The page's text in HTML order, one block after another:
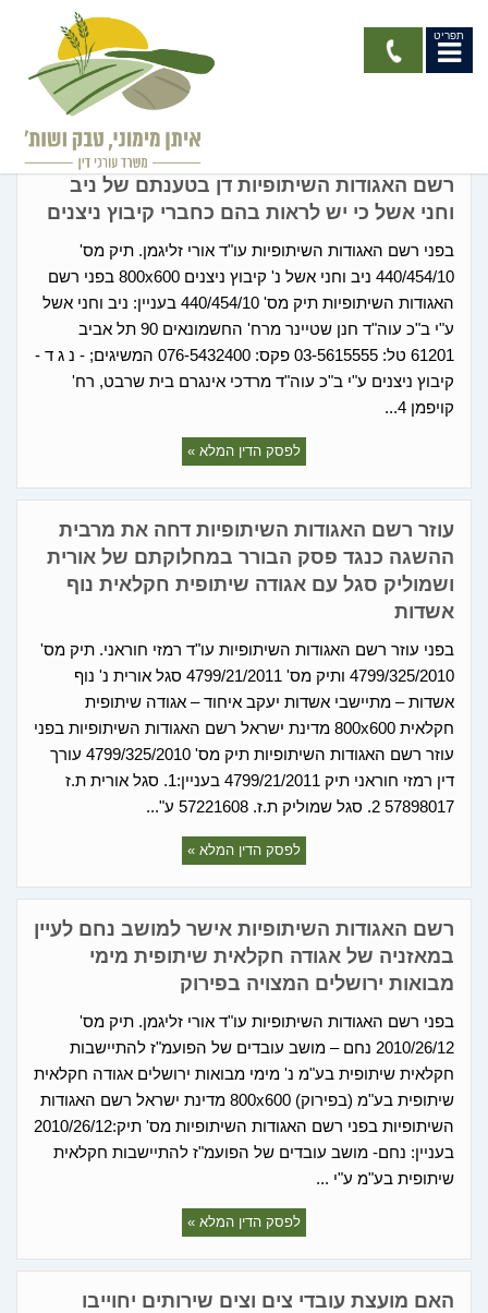
תפריט
החלטות רשם האגודות
רשם האגודות השיתופיות דן בטענתם של ניב
וחני אשל כי יש לראות בהם כחברי קיבוץ ניצנים
בפני רשם האגודות השיתופיות עו"ד אורי זליגמן. תיק מס'
440/454/10 ניב וחני אשל נ' קיבוץ ניצנים 800x600 בפני רשם
האגודות השיתופיות תיק מס' 440/454/10 בעניין: ניב וחני אשל
ע"י ב"כ עוה"ד חנן שטיינר מרח' החשמונאים 90 תל אביב
61201 טל: 03-5615555 פקס: 076-5432400 המשיגים; - נ ג ד -
קיבוץ ניצנים ע"י ב"כ עוה"ד מרדכי אינגרם בית שרבט, רח'
קויפמן 4...
לפסק הדין המלא »
עוזר רשם האגודות השיתופיות דחה את מרבית
ההשגה כנגד פסק הבורר במחלוקתם של אורית
ושמוליק סגל עם אגודה שיתופית חקלאית נוף
אשדות
בפני עוזר רשם האגודות השיתופיות עו"ד רמזי חוראני. תיק מס'
4799/325/2010 ותיק מס' 4799/21/2011 סגל אורית נ' נוף
אשדות – מתיישבי אשדות יעקב איחוד – אגודה שיתופית
חקלאית 800x600 מדינת ישראל רשם האגודות השיתופיות בפני
עוזר רשם האגודות השיתופיות תיק מס' 4799/325/2010 עורך
דין רמזי חוראני תיק 4799/21/2011 בעניין:1. סגל אורית ת.ז
57898017 2. סגל שמוליק ת.ז. 57221608 ע"...
לפסק הדין המלא »
רשם האגודות השיתופיות אישר למושב נחם לעיין
במאזניה של אגודה חקלאית שיתופית מימי
מבואות ירושלים המצויה בפירוק
בפני רשם האגודות השיתופיות עו"ד אורי זליגמן. תיק מס'
2010/26/12 נחם – מושב עובדים של הפועמ"ז להתיישבות
חקלאית שיתופית בע"מ נ' מימי מבואות ירושלים אגודה חקלאית
שיתופית בע"מ (בפירוק) 800x600 מדינת ישראל רשם האגודות
השיתופיות בפני רשם האגודות השיתופיות מס' תיק:2010/26/12
בעניין: נחם- מושב עובדים של הפועמ"ז להתיישבות חקלאית
שיתופית בע"מ ע"י ...
לפסק הדין המלא »
האם מועצת עובדי צים וצים שירותים יחוייבו